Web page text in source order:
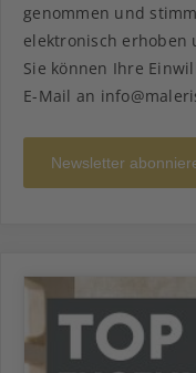
genommen und
elektronisch erhoben
Sie können Ihre
E-Mail an